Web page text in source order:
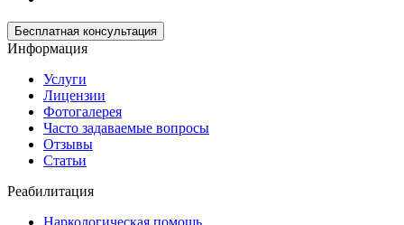
Бесплатная консультация
Информация
Услуги
Лицензии
Фотогалерея
Часто задаваемые вопросы
Отзывы
Статьи
Реабилитация
Наркологическая помощь